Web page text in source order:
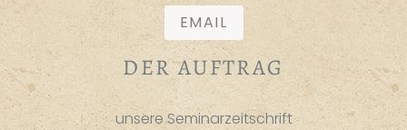
EMAIL
DER AUFTRAG
unsere Seminarzeitschrift